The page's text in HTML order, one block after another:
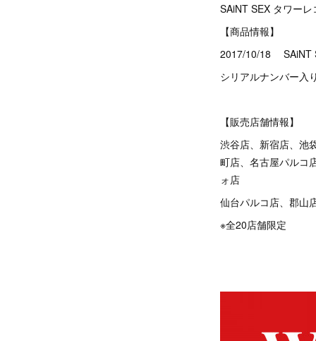
SAiNT SEX タワーレ
【商品情報】
2017/10/18 SAiNT
シリアルナンバー入
【販売店舗情報】
渋谷店、新宿店、池
町店、名古屋パルコ
ォ店
仙台パルコ店、郡山
※全20店舗限定